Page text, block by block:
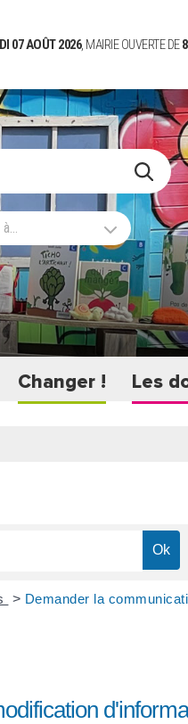
07 AOÛT 2026, MAIRIE OUVERTE DE
Changer ! Les
> Demander la